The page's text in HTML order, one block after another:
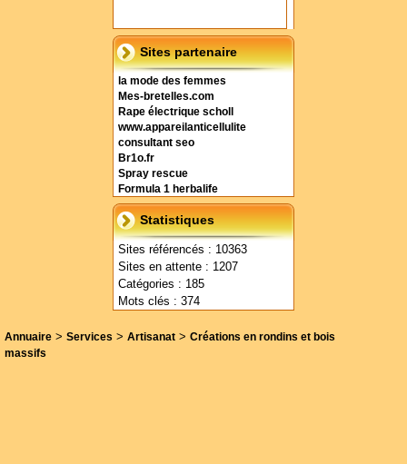
Sites partenaire
la mode des femmes
Mes-bretelles.com
Rape électrique scholl
www.appareilanticellulite
consultant seo
Br1o.fr
Spray rescue
Formula 1 herbalife
Statistiques
Sites référencés : 10363
Sites en attente : 1207
Catégories : 185
Mots clés : 374
Annuaire > Services > Artisanat > Créations en rondins et bois
massifs